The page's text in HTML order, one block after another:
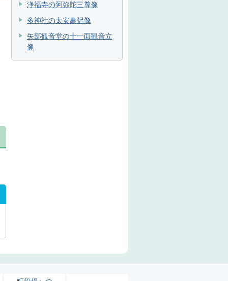
浄福寺の阿弥陀三尊像
多神社の太安萬侶像
矢部観音堂の十一面観音立
像